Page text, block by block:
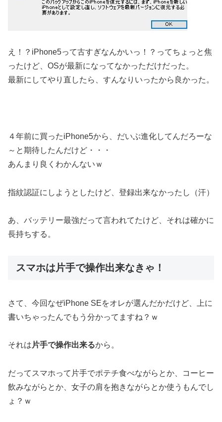
え！？iPhone5って古すぎなんかいっ！？ってちょっと焦
ったけど、OSが最新になってなかっただけだった。
最新にしてやり直したら、すんなりいったから良かった。
４年前に買ったiPhone5から、だいぶ進化してんだろーな
～と期待したんだけど・・・
あんまり良くわかんないｗ
指紋認証にしようとしたけど、登録出来なかったし（汗）
あ、バッテリー最強だって言われてたけど、それは確かに
長持ちする。
スマホは片手で操作出来なきゃ！
さて、今回なぜiPhone SEをオレが選んだかだけど、上に
書いちゃったんでもう分かってますね？ｗ
それは片手で操作出来るから。
だってスマホって片手でポテチ食べながらとか、コーヒー
飲みながらとか、女子の肩を抱きながらとか使うもんでし
ょ？ｗ